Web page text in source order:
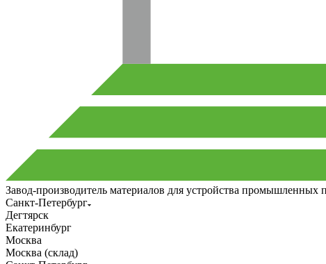
Завод-производитель материалов для устройства промышленных
Санкт-Петербург
Дегтярск
Екатеринбург
Москва
Москва (склад)